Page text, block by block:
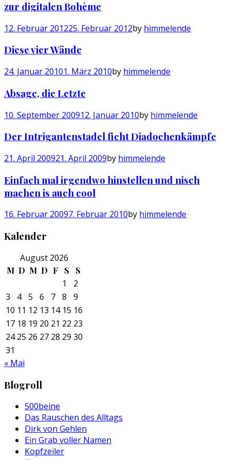
zur digitalen Bohème
12. Februar 201225. Februar 2012by himmelende
Diese vier Wände
24. Januar 20101. März 2010by himmelende
Absage, die Letzte
10. September 200912. Januar 2010by himmelende
Der Intrigantenstadel ficht Diadochenkämpfe
21. April 200921. April 2009by himmelende
Einfach mal irgendwo hinstellen und nisch
machen is auch cool
16. Februar 20097. Februar 2010by himmelende
Kalender
August 2026
M D M D F S S
1
2
3
4 5 6 7 8
9
10 11 12 13 14 15 16
17 18 19 20 21 22 23
24 25 26 27 28 29 30
31
« Mai
Blogroll
500beine
Das Rauschen des Alltags
Dirk von Gehlen
Ein Grab voller Namen
Kopfzeiler